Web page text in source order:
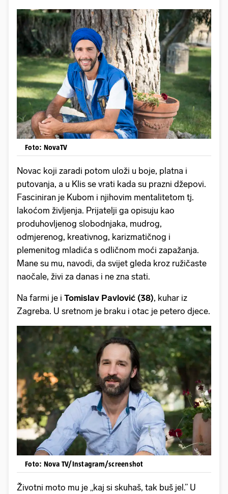
Foto: NovaTV
Novac koji zaradi potom uloži u boje, platna i
putovanja, a u Klis se vrati kada su prazni džepovi.
Fasciniran je Kubom i njihovim mentalitetom tj.
lakoćom življenja. Prijatelji ga opisuju kao
produhovljenog slobodnjaka, mudrog,
odmjerenog, kreativnog, karizmatičnog i
plemenitog mladića s odličnom moći zapažanja.
Mane su mu, navodi, da svijet gleda kroz ružičaste
naočale, živi za danas i ne zna stati.
Na farmi je i Tomislav Pavlović (38), kuhar iz
Zagreba. U sretnom je braku i otac je petero djece.
Foto: Nova TV/Instagram/screenshot
Životni moto mu je „kaj si skuhaš, tak buš jel.” U